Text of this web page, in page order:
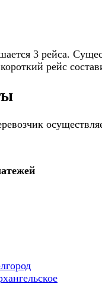
3 рейса.
рейс